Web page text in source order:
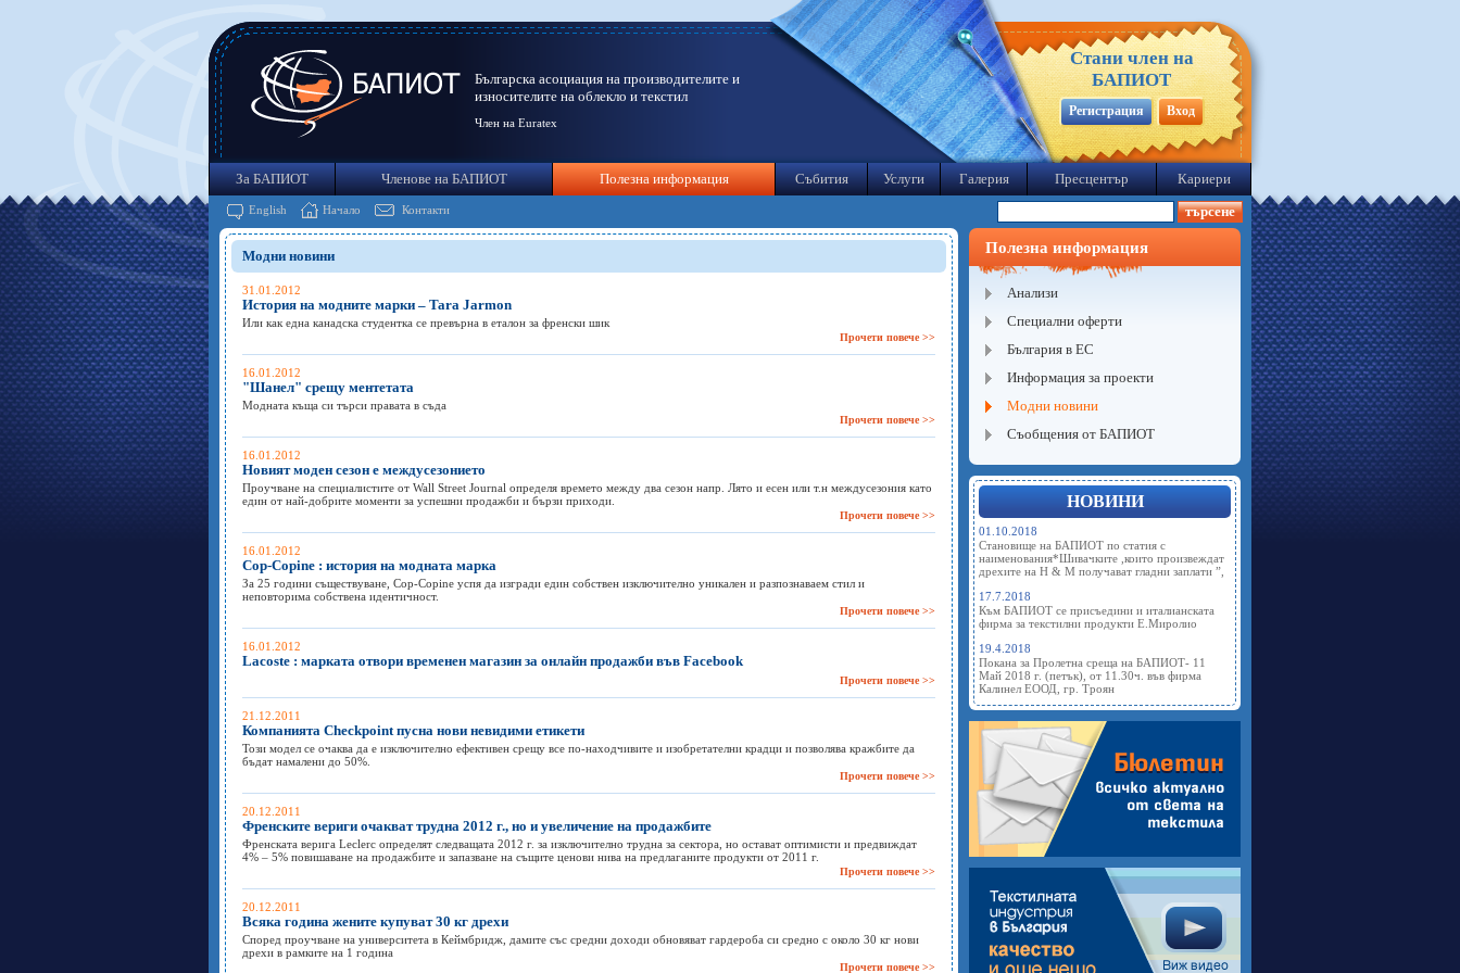
Българска асоциация на производителите и
износителите на облекло и текстил
Член на Euratex
Стани член на
БАПИОТ
Регистрация Вход
За БАПИОТ Членове на БАПИОТ Полезна информация Събития Услуги Галерия Пресцентър Кариери
English Начало Контакти
Модни новини
31.01.2012
История на модните марки – Tara Jarmon
Или как една канадска студентка се превърна в еталон за френски шик
Прочети повече >>
16.01.2012
"Шанел" срещу ментетата
Модната къща си търси правата в съда
Прочети повече >>
16.01.2012
Новият моден сезон е междусезонието
Проучване на специалистите от Wall Street Journal определя времето между два сезон напр. Лято и есен или т.н междусезония като
един от най-добрите моменти за успешни продажби и бързи приходи.
Прочети повече >>
16.01.2012
Cop-Copine : история на модната марка
За 25 години съществуване, Cop-Copine успя да изгради един собствен изключително уникален и разпознаваем стил и
неповторима собствена идентичност.
Прочети повече >>
16.01.2012
Lacoste : марката отвори временен магазин за онлайн продажби във Facebook
Прочети повече >>
21.12.2011
Компанията Checkpoint пусна нови невидими етикети
Този модел се очаква да е изключително ефективен срещу все по-находчивите и изобретателни крадци и позволява кражбите да
бъдат намалени до 50%.
Прочети повече >>
20.12.2011
Френските вериги очакват трудна 2012 г., но и увеличение на продажбите
Френската верига Leclerc определят следващата 2012 г. за изключително трудна за сектора, но остават оптимисти и предвиждат
4% – 5% повишаване на продажбите и запазване на същите ценови нива на предлаганите продукти от 2011 г.
Прочети повече >>
20.12.2011
Всяка година жените купуват 30 кг дрехи
Според проучване на университета в Кеймбридж, дамите със средни доходи обновяват гардероба си средно с около 30 кг нови
дрехи в рамките на 1 година
Прочети повече >>
Полезна информация
Анализи
Специални оферти
България в ЕС
Информация за проекти
Модни новини
Съобщения от БАПИОТ
НОВИНИ
01.10.2018
Становище на БАПИОТ по статия с
наименования*Шивачките ,които произвеждат
дрехите на Н & М получават гладни заплати ”,
17.7.2018
Към БАПИОТ се присъедини и италианската
фирма за текстилни продукти Е.Миролио
19.4.2018
Покана за Пролетна среща на БАПИОТ- 11
Май 2018 г. (петък), от 11.30ч. във фирма
Калинел ЕООД, гр. Троян